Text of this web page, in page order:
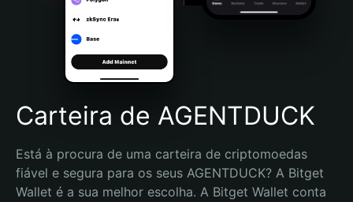
Português (Brasil)
Español (Argentina)
Carteira de AGENTDUCK
Está à procura de uma carteira de criptomoedas
fiável e segura para os seus AGENTDUCK? A Bitget
Wallet é a sua melhor escolha. A Bitget Wallet conta